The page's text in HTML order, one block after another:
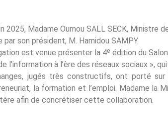
2025, Madame Oumou SALL SECK, Ministre
par son président, M. Hamidou SAMPY.
est venue présenter la 4ᵉ édition du
l’information à l’ère des réseaux sociaux »,
jugés très constructifs, ont porté
la formation et l’emploi. Madame la
afin de concrétiser cette collaboration.